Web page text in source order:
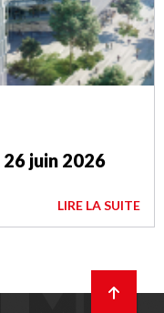
juin 2026
LIRE LA SUITE
en